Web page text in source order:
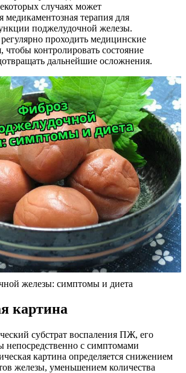
случаях может
медикаментозная терапия для
поджелудочной железы.
проходить медицинские
чтобы контролировать состояние
дальнейшие осложнения.
железы: симптомы и диета
картина
субстрат воспаления ПЖ, его
непосредственно с симптомами
картина определяется снижением
железы, уменьшением количества